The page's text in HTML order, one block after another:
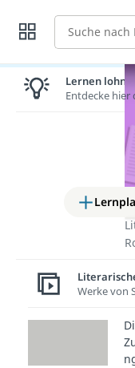
Suche
Lernen lohnt
Entdecke hier
Werke von